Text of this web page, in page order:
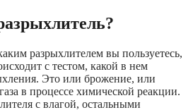
разрыхлителем вы пользуетесь,
с тестом, какой в нем
Это или брожение, или
в процессе химической реакции.
с влагой, остальными